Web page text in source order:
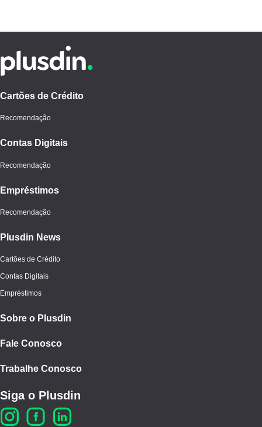
Cartões de Crédito
Recomendação
Contas Digitais
Recomendação
Empréstimos
Recomendação
Plusdin News
Cartões de Crédito
Contas Digitais
Empréstimos
Sobre o Plusdin
Fale Conosco
Trabalhe Conosco
Siga o Plusdin